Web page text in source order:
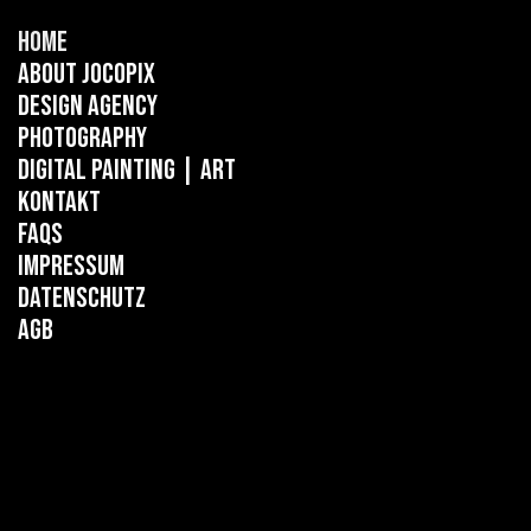
Home
About Jocopix
Design Agency
Photography
Digital Painting | ART
Kontakt
FAQs
Impressum
Datenschutz
AGB